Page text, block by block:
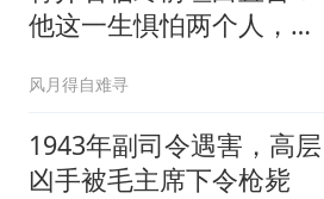
他这一生惧怕两个人，却
风月得自难寻
1943年副司令遇害，高层
凶手被毛主席下令枪毙